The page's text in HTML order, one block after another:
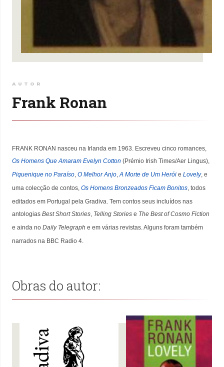
AUTOR
Frank Ronan
FRANK RONAN nasceu na Irlanda em 1963. Escreveu cinco romances,
Os Homens Que Amaram Evelyn Cotton (Prémio Irish Times/Aer Lingus),
Piquenique no Paraíso, O Melhor Anjo,A Morte de Um Herói e Lovely, e
uma colecção de contos, Os Homens Bronzeados Ficam Bonitos, todos
editados em Portugal pela Gradiva. Tem contos seus incluídos nas
antologias Best Short Stories, Telling Stories e The Best of Cosmo Fiction
e ainda no Daily Telegraph e em várias revistas. Alguns foram também
narrados na BBC Radio 4.
Obras do autor: